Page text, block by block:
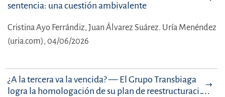
sentencia: una cuestión ambivalente
Cristina Ayo Ferrándiz, Juan Álvarez Suárez. Uría Menéndez
(uria.com), 04/06/2026
¿A la tercera va la vencida? — El Grupo Transbiaga
logra la homologación de su plan de reestructuración